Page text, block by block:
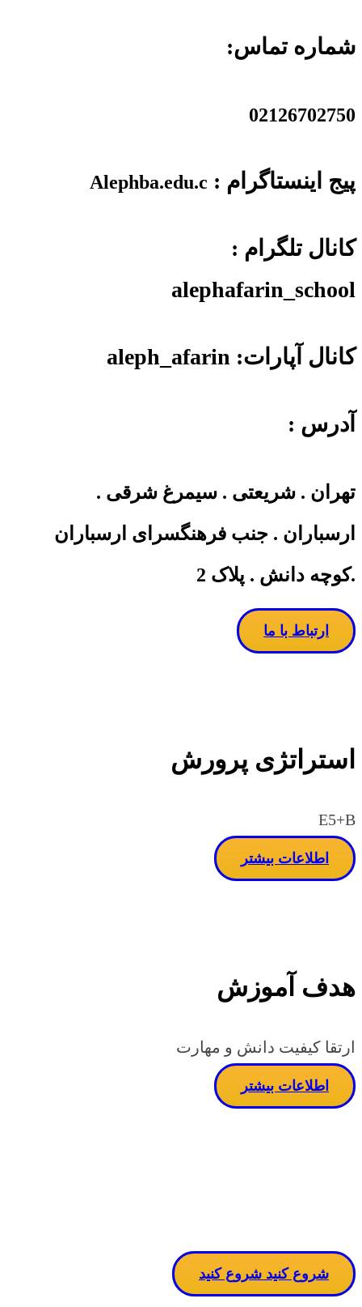
شماره تماس:
02126702750
پیج اینستاگرام : Alephba.edu.c
کانال تلگرام :
alephafarin_school
کانال آپارات: aleph_afarin
آدرس :
تهران . شریعتی . سیمرغ شرقی .
ارسباران . جنب فرهنگسرای ارسباران
.کوچه دانش . پلاک 2
ارتباط با ما
استراتژی پرورش
E5+B
اطلاعات بیشتر
هدف آموزش
ارتقا کیفیت دانش و مهارت
اطلاعات بیشتر
شروع کنید شروع کنید